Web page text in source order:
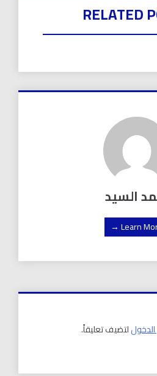
RELATED
السيد
Learn
لتضيف تعليقاً.